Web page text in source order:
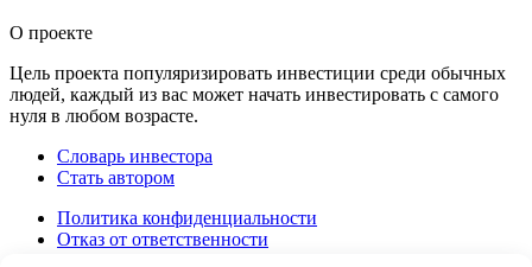
О проекте
Цель проекта популяризировать инвестиции среди обычных
людей, каждый из вас может начать инвестировать с самого
нуля в любом возрасте.
Словарь инвестора
Стать автором
Политика конфиденциальности
Отказ от ответственности